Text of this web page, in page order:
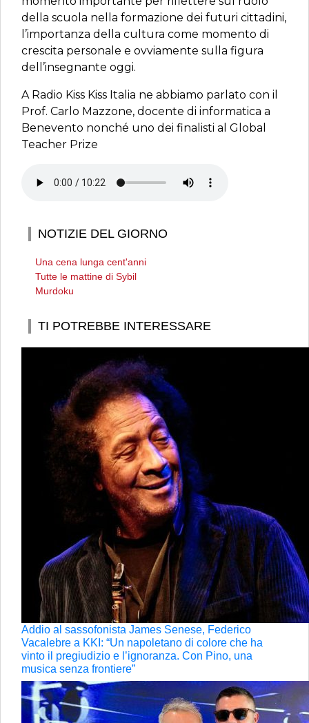
della scuola nella formazione dei futuri cittadini,
l’importanza della cultura come momento di
crescita personale e ovviamente sulla figura
dell’insegnante oggi.
A Radio Kiss Kiss Italia ne abbiamo parlato con il
Prof. Carlo Mazzone, docente di informatica a
Benevento nonché uno dei finalisti al Global
Teacher Prize
NOTIZIE DEL GIORNO
Una cena lunga cent'anni
Tutte le mattine di Sybil
Murdoku
TI POTREBBE INTERESSARE
Addio al sassofonista James Senese, Federico
Vacalebre a KKI: “Un napoletano di colore che ha
vinto il pregiudizio e l’ignoranza. Con Pino, una
musica senza frontiere”